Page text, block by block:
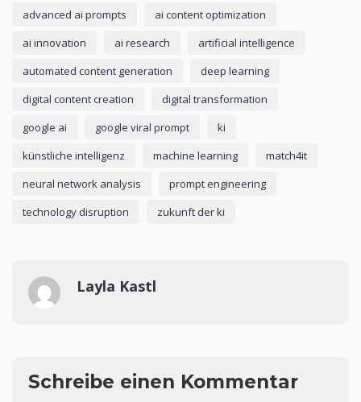
advanced ai prompts
ai content optimization
ai innovation
ai research
artificial intelligence
automated content generation
deep learning
digital content creation
digital transformation
google ai
google viral prompt
ki
künstliche intelligenz
machine learning
match4it
neural network analysis
prompt engineering
technology disruption
zukunft der ki
Layla Kastl
Schreibe einen Kommentar